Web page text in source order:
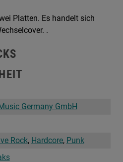
Platten. Es handelt sich
.
Germany GmbH
Rock, Hardcore, Punk